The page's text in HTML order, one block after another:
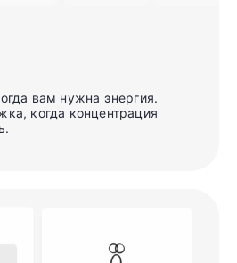
вам нужна энергия.
когда концентрация